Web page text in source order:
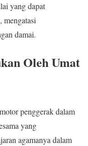
yang dapat
mengatasi
damai.
Oleh Umat
penggerak dalam
yang
agamanya dalam